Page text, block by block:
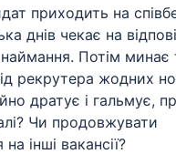
приходить на
днів чекає на
Потім минає
рекрутера жодних
дратує і гальмує,
Чи продовжувати
інші вакансії?